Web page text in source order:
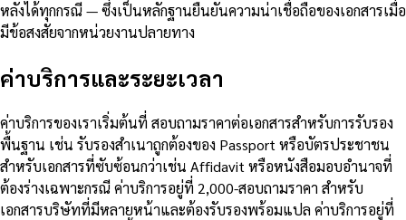
หลังได้ทุกกรณี — ซึ่งเป็นหลักฐานยืนยันความน่าเชื่อถือของเอกสารเมื่อ
มีข้อสงสัยจากหน่วยงานปลายทาง
ค่าบริการและระยะเวลา
ค่าบริการของเราเริ่มต้นที่ สอบถามราคาต่อเอกสารสำหรับการรับรอง
พื้นฐาน เช่น รับรองสำเนาถูกต้องของ Passport หรือบัตรประชาชน
สำหรับเอกสารที่ซับซ้อนกว่าเช่น Affidavit หรือหนังสือมอบอำนาจที่
ต้องร่างเฉพาะกรณี ค่าบริการอยู่ที่ 2,000-สอบถามราคา สำหรับ
เอกสารบริษัทที่มีหลายหน้าและต้องรับรองพร้อมแปล ค่าบริการอยู่ที่